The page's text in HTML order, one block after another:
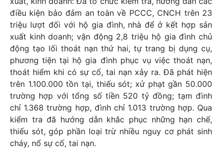
điều kiện bảo đảm an toàn về PCCC, CNCH trên 23
triệu lượt đối với hộ gia đình, nhà để ở kết hợp sản
xuất kinh doanh; vận động 2,8 triệu hộ gia đình chủ
động tạo lối thoát nạn thứ hai, tự trang bị dụng cụ,
phương tiện tại hộ gia đình phục vụ việc thoát nạn,
thoát hiểm khi có sự cố, tai nạn xảy ra. Đã phát hiện
trên 1.100.000 tồn tại, thiếu sót; xử phạt gần 50.000
trường hợp với tổng số tiền 520 tỷ đồng; tạm đình
chỉ 1.368 trường hợp, đình chỉ 1.013 trường hợp. Qua
kiểm tra đã hướng dẫn khắc phục những hạn chế,
thiếu sót, góp phần loại trừ nhiều nguy cơ phát sinh
cháy, nổ sự cố, tai nạn.